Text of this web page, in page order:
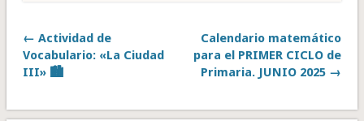
← Actividad de
Vocabulario: «La Ciudad
III» 🏙️
Calendario matemático
para el PRIMER CICLO de
Primaria. JUNIO 2025 →